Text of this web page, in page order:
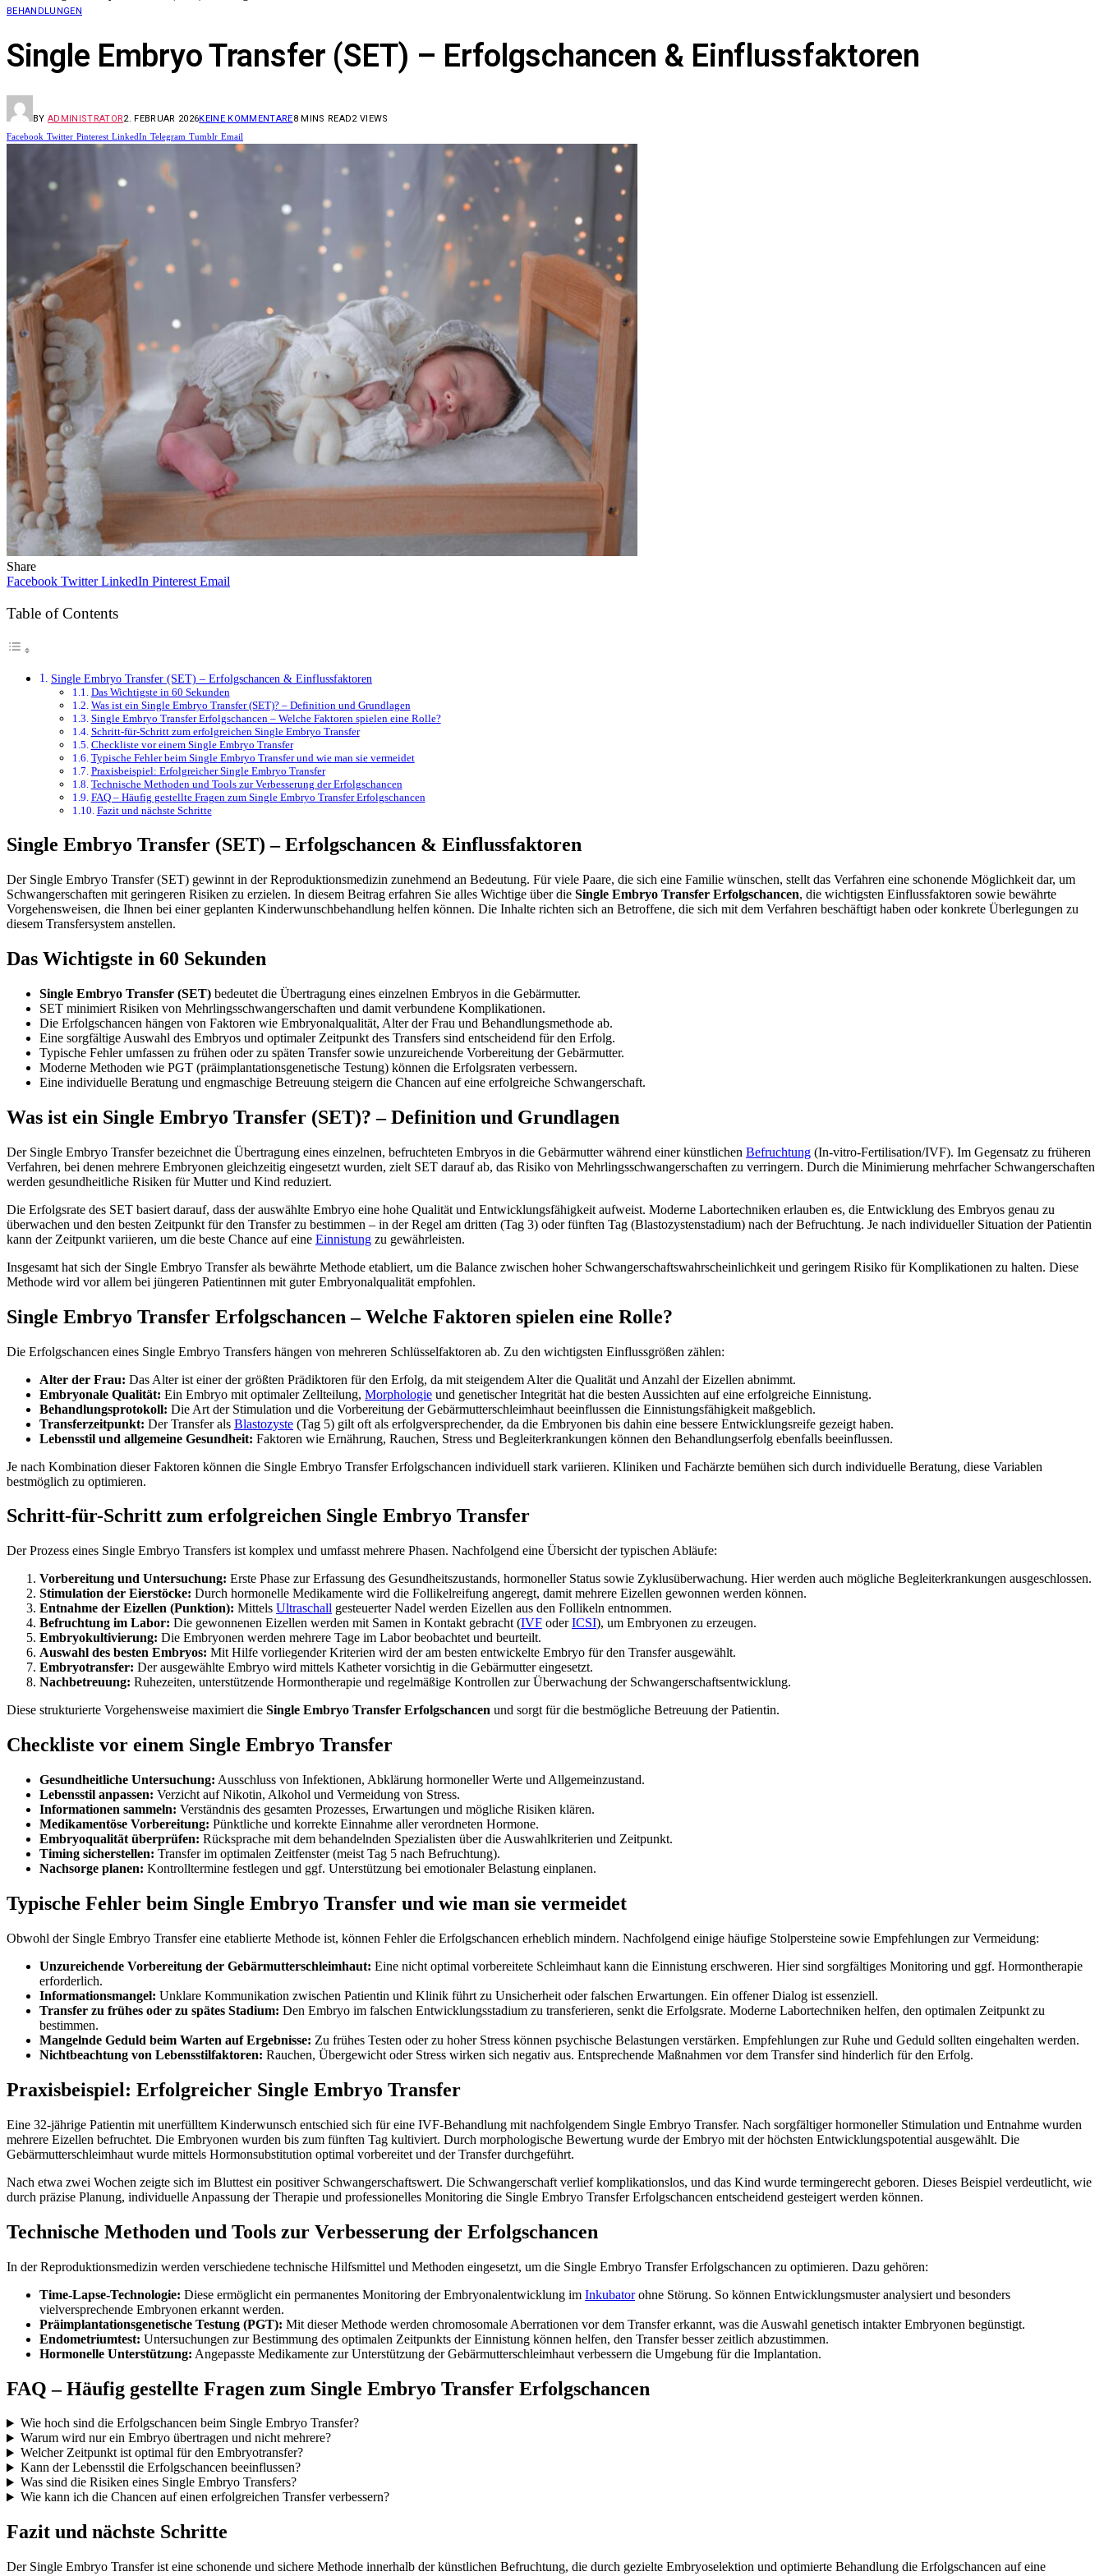
BEHANDLUNGEN
Single Embryo Transfer (SET) – Erfolgschancen & Einflussfaktoren
BY ADMINISTRATOR2. FEBRUAR 2026KEINE KOMMENTARE8 MINS READ2 VIEWS
Facebook Twitter Pinterest LinkedIn Telegram Tumblr Email
Share
Facebook Twitter LinkedIn Pinterest Email
Table of Contents
Single Embryo Transfer (SET) – Erfolgschancen & Einflussfaktoren
Das Wichtigste in 60 Sekunden
Was ist ein Single Embryo Transfer (SET)? – Definition und Grundlagen
Single Embryo Transfer Erfolgschancen – Welche Faktoren spielen eine Rolle?
Schritt-für-Schritt zum erfolgreichen Single Embryo Transfer
Checkliste vor einem Single Embryo Transfer
Typische Fehler beim Single Embryo Transfer und wie man sie vermeidet
Praxisbeispiel: Erfolgreicher Single Embryo Transfer
Technische Methoden und Tools zur Verbesserung der Erfolgschancen
FAQ – Häufig gestellte Fragen zum Single Embryo Transfer Erfolgschancen
Fazit und nächste Schritte
Single Embryo Transfer (SET) – Erfolgschancen & Einflussfaktoren
Der Single Embryo Transfer (SET) gewinnt in der Reproduktionsmedizin zunehmend an Bedeutung. Für viele Paare, die sich eine Familie wünschen, stellt das Verfahren eine schonende Möglichkeit dar, um
Schwangerschaften mit geringeren Risiken zu erzielen. In diesem Beitrag erfahren Sie alles Wichtige über die Single Embryo Transfer Erfolgschancen, die wichtigsten Einflussfaktoren sowie bewährte
Vorgehensweisen, die Ihnen bei einer geplanten Kinderwunschbehandlung helfen können. Die Inhalte richten sich an Betroffene, die sich mit dem Verfahren beschäftigt haben oder konkrete Überlegungen zu
diesem Transfersystem anstellen.
Das Wichtigste in 60 Sekunden
Single Embryo Transfer (SET) bedeutet die Übertragung eines einzelnen Embryos in die Gebärmutter.
SET minimiert Risiken von Mehrlingsschwangerschaften und damit verbundene Komplikationen.
Die Erfolgschancen hängen von Faktoren wie Embryonalqualität, Alter der Frau und Behandlungsmethode ab.
Eine sorgfältige Auswahl des Embryos und optimaler Zeitpunkt des Transfers sind entscheidend für den Erfolg.
Typische Fehler umfassen zu frühen oder zu späten Transfer sowie unzureichende Vorbereitung der Gebärmutter.
Moderne Methoden wie PGT (präimplantationsgenetische Testung) können die Erfolgsraten verbessern.
Eine individuelle Beratung und engmaschige Betreuung steigern die Chancen auf eine erfolgreiche Schwangerschaft.
Was ist ein Single Embryo Transfer (SET)? – Definition und Grundlagen
Der Single Embryo Transfer bezeichnet die Übertragung eines einzelnen, befruchteten Embryos in die Gebärmutter während einer künstlichen Befruchtung (In-vitro-Fertilisation/IVF). Im Gegensatz zu früheren
Verfahren, bei denen mehrere Embryonen gleichzeitig eingesetzt wurden, zielt SET darauf ab, das Risiko von Mehrlingsschwangerschaften zu verringern. Durch die Minimierung mehrfacher Schwangerschaften
werden gesundheitliche Risiken für Mutter und Kind reduziert.
Die Erfolgsrate des SET basiert darauf, dass der auswählte Embryo eine hohe Qualität und Entwicklungsfähigkeit aufweist. Moderne Labortechniken erlauben es, die Entwicklung des Embryos genau zu
überwachen und den besten Zeitpunkt für den Transfer zu bestimmen – in der Regel am dritten (Tag 3) oder fünften Tag (Blastozystenstadium) nach der Befruchtung. Je nach individueller Situation der Patientin
kann der Zeitpunkt variieren, um die beste Chance auf eine Einnistung zu gewährleisten.
Insgesamt hat sich der Single Embryo Transfer als bewährte Methode etabliert, um die Balance zwischen hoher Schwangerschaftswahrscheinlichkeit und geringem Risiko für Komplikationen zu halten. Diese
Methode wird vor allem bei jüngeren Patientinnen mit guter Embryonalqualität empfohlen.
Single Embryo Transfer Erfolgschancen – Welche Faktoren spielen eine Rolle?
Die Erfolgschancen eines Single Embryo Transfers hängen von mehreren Schlüsselfaktoren ab. Zu den wichtigsten Einflussgrößen zählen:
Alter der Frau: Das Alter ist einer der größten Prädiktoren für den Erfolg, da mit steigendem Alter die Qualität und Anzahl der Eizellen abnimmt.
Embryonale Qualität: Ein Embryo mit optimaler Zellteilung, Morphologie und genetischer Integrität hat die besten Aussichten auf eine erfolgreiche Einnistung.
Behandlungsprotokoll: Die Art der Stimulation und die Vorbereitung der Gebärmutterschleimhaut beeinflussen die Einnistungsfähigkeit maßgeblich.
Transferzeitpunkt: Der Transfer als Blastozyste (Tag 5) gilt oft als erfolgversprechender, da die Embryonen bis dahin eine bessere Entwicklungsreife gezeigt haben.
Lebensstil und allgemeine Gesundheit: Faktoren wie Ernährung, Rauchen, Stress und Begleiterkrankungen können den Behandlungserfolg ebenfalls beeinflussen.
Je nach Kombination dieser Faktoren können die Single Embryo Transfer Erfolgschancen individuell stark variieren. Kliniken und Fachärzte bemühen sich durch individuelle Beratung, diese Variablen
bestmöglich zu optimieren.
Schritt-für-Schritt zum erfolgreichen Single Embryo Transfer
Der Prozess eines Single Embryo Transfers ist komplex und umfasst mehrere Phasen. Nachfolgend eine Übersicht der typischen Abläufe:
Vorbereitung und Untersuchung: Erste Phase zur Erfassung des Gesundheitszustands, hormoneller Status sowie Zyklusüberwachung. Hier werden auch mögliche Begleiterkrankungen ausgeschlossen.
Stimulation der Eierstöcke: Durch hormonelle Medikamente wird die Follikelreifung angeregt, damit mehrere Eizellen gewonnen werden können.
Entnahme der Eizellen (Punktion): Mittels Ultraschall gesteuerter Nadel werden Eizellen aus den Follikeln entnommen.
Befruchtung im Labor: Die gewonnenen Eizellen werden mit Samen in Kontakt gebracht (IVF oderICSI), um Embryonen zu erzeugen.
Embryokultivierung: Die Embryonen werden mehrere Tage im Labor beobachtet und beurteilt.
Auswahl des besten Embryos: Mit Hilfe vorliegender Kriterien wird der am besten entwickelte Embryo für den Transfer ausgewählt.
Embryotransfer: Der ausgewählte Embryo wird mittels Katheter vorsichtig in die Gebärmutter eingesetzt.
Nachbetreuung: Ruhezeiten, unterstützende Hormontherapie und regelmäßige Kontrollen zur Überwachung der Schwangerschaftsentwicklung.
Diese strukturierte Vorgehensweise maximiert die Single Embryo Transfer Erfolgschancen und sorgt für die bestmögliche Betreuung der Patientin.
Checkliste vor einem Single Embryo Transfer
Gesundheitliche Untersuchung: Ausschluss von Infektionen, Abklärung hormoneller Werte und Allgemeinzustand.
Lebensstil anpassen: Verzicht auf Nikotin, Alkohol und Vermeidung von Stress.
Informationen sammeln: Verständnis des gesamten Prozesses, Erwartungen und mögliche Risiken klären.
Medikamentöse Vorbereitung: Pünktliche und korrekte Einnahme aller verordneten Hormone.
Embryoqualität überprüfen: Rücksprache mit dem behandelnden Spezialisten über die Auswahlkriterien und Zeitpunkt.
Timing sicherstellen: Transfer im optimalen Zeitfenster (meist Tag 5 nach Befruchtung).
Nachsorge planen: Kontrolltermine festlegen und ggf. Unterstützung bei emotionaler Belastung einplanen.
Typische Fehler beim Single Embryo Transfer und wie man sie vermeidet
Obwohl der Single Embryo Transfer eine etablierte Methode ist, können Fehler die Erfolgschancen erheblich mindern. Nachfolgend einige häufige Stolpersteine sowie Empfehlungen zur Vermeidung:
Unzureichende Vorbereitung der Gebärmutterschleimhaut: Eine nicht optimal vorbereitete Schleimhaut kann die Einnistung erschweren. Hier sind sorgfältiges Monitoring und ggf. Hormontherapie
erforderlich.
Informationsmangel: Unklare Kommunikation zwischen Patientin und Klinik führt zu Unsicherheit oder falschen Erwartungen. Ein offener Dialog ist essenziell.
Transfer zu frühes oder zu spätes Stadium: Den Embryo im falschen Entwicklungsstadium zu transferieren, senkt die Erfolgsrate. Moderne Labortechniken helfen, den optimalen Zeitpunkt zu
bestimmen.
Mangelnde Geduld beim Warten auf Ergebnisse: Zu frühes Testen oder zu hoher Stress können psychische Belastungen verstärken. Empfehlungen zur Ruhe und Geduld sollten eingehalten werden.
Nichtbeachtung von Lebensstilfaktoren: Rauchen, Übergewicht oder Stress wirken sich negativ aus. Entsprechende Maßnahmen vor dem Transfer sind hinderlich für den Erfolg.
Praxisbeispiel: Erfolgreicher Single Embryo Transfer
Eine 32-jährige Patientin mit unerfülltem Kinderwunsch entschied sich für eine IVF-Behandlung mit nachfolgendem Single Embryo Transfer. Nach sorgfältiger hormoneller Stimulation und Entnahme wurden
mehrere Eizellen befruchtet. Die Embryonen wurden bis zum fünften Tag kultiviert. Durch morphologische Bewertung wurde der Embryo mit der höchsten Entwicklungspotential ausgewählt. Die
Gebärmutterschleimhaut wurde mittels Hormonsubstitution optimal vorbereitet und der Transfer durchgeführt.
Nach etwa zwei Wochen zeigte sich im Bluttest ein positiver Schwangerschaftswert. Die Schwangerschaft verlief komplikationslos, und das Kind wurde termingerecht geboren. Dieses Beispiel verdeutlicht, wie
durch präzise Planung, individuelle Anpassung der Therapie und professionelles Monitoring die Single Embryo Transfer Erfolgschancen entscheidend gesteigert werden können.
Technische Methoden und Tools zur Verbesserung der Erfolgschancen
In der Reproduktionsmedizin werden verschiedene technische Hilfsmittel und Methoden eingesetzt, um die Single Embryo Transfer Erfolgschancen zu optimieren. Dazu gehören:
Time-Lapse-Technologie: Diese ermöglicht ein permanentes Monitoring der Embryonalentwicklung im Inkubatorohne Störung. So können Entwicklungsmuster analysiert und besonders
vielversprechende Embryonen erkannt werden.
Präimplantationsgenetische Testung (PGT): Mit dieser Methode werden chromosomale Aberrationen vor dem Transfer erkannt, was die Auswahl genetisch intakter Embryonen begünstigt.
Endometriumtest: Untersuchungen zur Bestimmung des optimalen Zeitpunkts der Einnistung können helfen, den Transfer besser zeitlich abzustimmen.
Hormonelle Unterstützung: Angepasste Medikamente zur Unterstützung der Gebärmutterschleimhaut verbessern die Umgebung für die Implantation.
FAQ – Häufig gestellte Fragen zum Single Embryo Transfer Erfolgschancen
Wie hoch sind die Erfolgschancen beim Single Embryo Transfer?
Warum wird nur ein Embryo übertragen und nicht mehrere?
Welcher Zeitpunkt ist optimal für den Embryotransfer?
Kann der Lebensstil die Erfolgschancen beeinflussen?
Was sind die Risiken eines Single Embryo Transfers?
Wie kann ich die Chancen auf einen erfolgreichen Transfer verbessern?
Fazit und nächste Schritte
Der Single Embryo Transfer ist eine schonende und sichere Methode innerhalb der künstlichen Befruchtung, die durch gezielte Embryoselektion und optimierte Behandlung die Erfolgschancen auf eine